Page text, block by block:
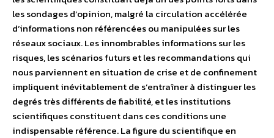
les sondages d’opinion, malgré la circulation accélérée
d’informations non référencées ou manipulées sur les
réseaux sociaux. Les innombrables informations sur les
risques, les scénarios futurs et les recommandations qui
nous parviennent en situation de crise et de confinement
impliquent inévitablement de s’entraîner à distinguer les
degrés très différents de fiabilité, et les institutions
scientifiques constituent dans ces conditions une
indispensable référence. La figure du scientifique en